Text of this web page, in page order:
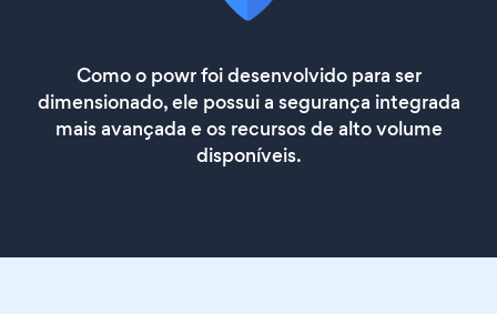
Como o powr foi desenvolvido para ser
dimensionado, ele possui a segurança integrada
mais avançada e os recursos de alto volume
disponíveis.